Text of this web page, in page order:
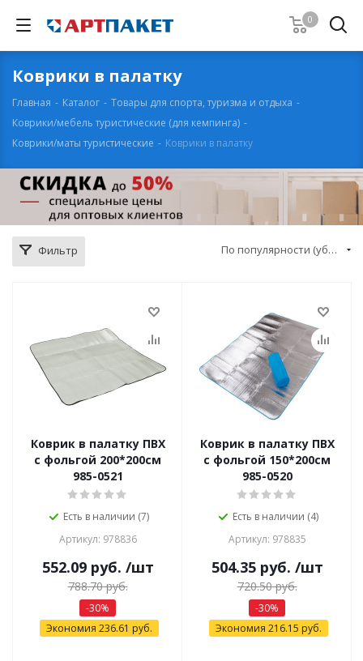
0
Коврики в палатку
Главная - Каталог - Товары для спорта, туризма и отдыха -
Коврики/мебель туристические (для кемпинга) -
Коврики/маты туристические - Коврики в палатку
Фильтр По популярности (убывание)
Коврик в палатку ПВХ
с фольгой 200*200см
985-0521
Есть в наличии (7)
Артикул: 978836
552.09руб. /шт
788.70руб.
-30%
Экономия 236.61 руб.
Коврик в палатку ПВХ
с фольгой 150*200см
985-0520
Есть в наличии (4)
Артикул: 978835
504.35руб. /шт
720.50руб.
-30%
Экономия 216.15 руб.